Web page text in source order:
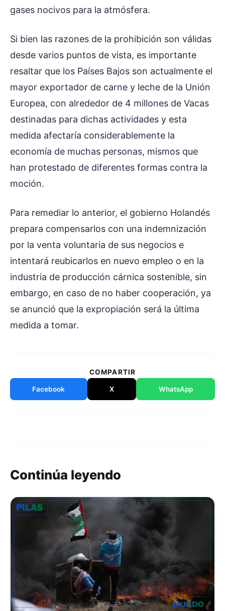
gases nocivos para la atmósfera.
Si bien las razones de la prohibición son válidas
desde varios puntos de vista, es importante
resaltar que los Países Bajos son actualmente el
mayor exportador de carne y leche de la Unión
Europea, con alrededor de 4 millones de Vacas
destinadas para dichas actividades y esta
medida afectaría considerablemente la
economía de muchas personas, mismos que
han protestado de diferentes formas contra la
moción.
Para remediar lo anterior, el gobierno Holandés
prepara compensarlos con una indemnización
por la venta voluntaria de sus negocios e
intentará reubicarlos en nuevo empleo o en la
industria de producción cárnica sostenible, sin
embargo, en caso de no haber cooperación, ya
se anunció que la expropiación será la última
medida a tomar.
COMPARTIR
Facebook X WhatsApp
Continúa leyendo